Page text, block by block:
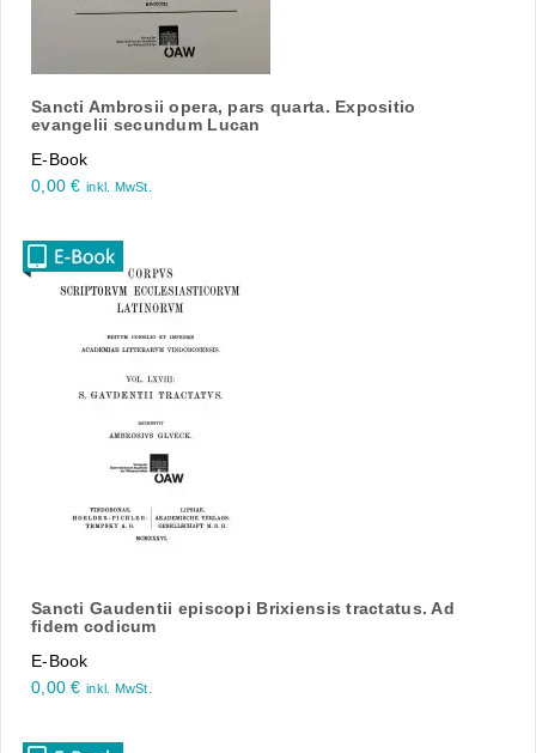
Sancti Ambrosii opera, pars quarta. Expositio
evangelii secundum Lucan
E-Book
0,00€ inkl. MwSt.
Sancti Gaudentii episcopi Brixiensis tractatus. Ad
fidem codicum
E-Book
0,00€ inkl. MwSt.